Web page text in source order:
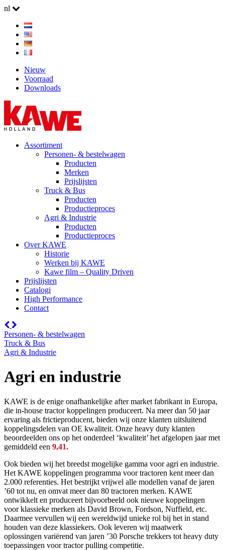
nl
Nieuw
Voorraad
Downloads
Assortiment
Personen- & bestelwagen
Producten
Merken
Prijslijsten
Truck & Bus
Producten
Productieproces
Agri & Industrie
Producten
Productieproces
Over KAWE
Historie
Werken bij KAWE
Kawe film – Quality Driven
Prijslijsten
Catalogi
High Performance
Contact
Personen- & bestelwagen
Truck & Bus
Agri & Industrie
Agri en industrie
KAWE is de enige onafhankelijke after market fabrikant in Europa,
die in-house tractor koppelingen produceert. Na meer dan 50 jaar
ervaring als frictieproducent, bieden wij onze klanten uitsluitend
koppelingsdelen van OE kwaliteit. Onze heavy duty klanten
beoordeelden ons op het onderdeel ‘kwaliteit’ het afgelopen jaar met
gemiddeld een 9,41.
Ook bieden wij het breedst mogelijke gamma voor agri en industrie.
Het KAWE koppelingen programma voor tractoren kent meer dan
2.000 referenties. Het bestrijkt vrijwel alle modellen vanaf de jaren
’60 tot nu, en omvat meer dan 80 tractoren merken. KAWE
ontwikkelt en produceert bijvoorbeeld ook nieuwe koppelingen
voor klassieke merken als David Brown, Fordson, Nuffield, etc.
Daarmee vervullen wij een wereldwijd unieke rol bij het in stand
houden van deze klassiekers. Ook leveren wij maatwerk
oplossingen variërend van jaren ’30 Porsche trekkers tot heavy duty
toepassingen voor tractor pulling competitie.